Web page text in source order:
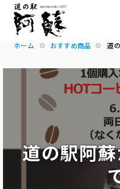
ホーム おすすめ商品 道
道の駅阿